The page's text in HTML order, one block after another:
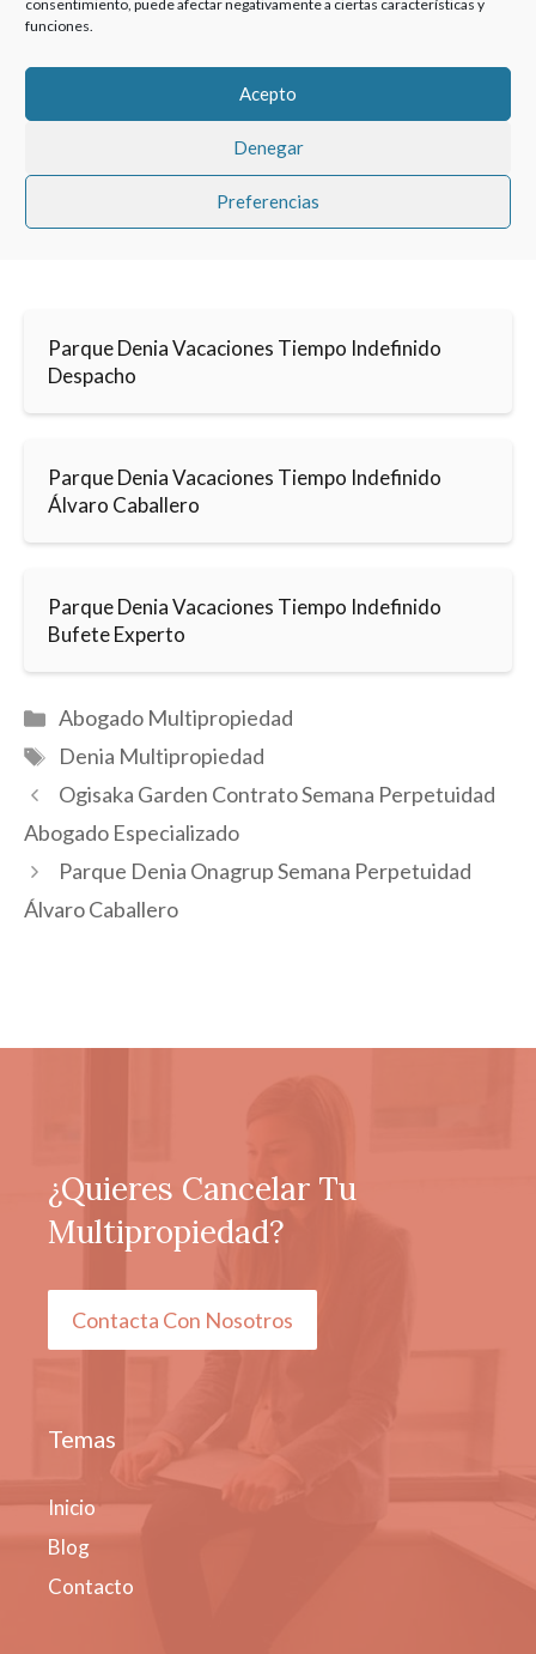
consentimiento, puede afectar negativamente a ciertas características y
funciones.
Acepto
Denegar
Preferencias
permitir este contenido
Parque Denia Vacaciones Tiempo Indefinido
Despacho
Parque Denia Vacaciones Tiempo Indefinido
Álvaro Caballero
Parque Denia Vacaciones Tiempo Indefinido
Bufete Experto
Categorías
Abogado Multipropiedad
Etiquetas
Denia Multipropiedad
Ogisaka Garden Contrato Semana Perpetuidad
Abogado Especializado
Parque Denia Onagrup Semana Perpetuidad
Álvaro Caballero
¿Quieres Cancelar Tu
Multipropiedad?
Contacta Con Nosotros
Temas
Inicio
Blog
Contacto